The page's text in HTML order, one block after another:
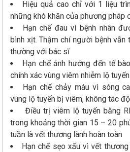
Hiệu quả cao chỉ với 1 liệu
những khó khăn của phương pháp
Hạn chế đau vì bệnh nhân
bình xịt. Thậm chí người bệnh vẫn
thường với bác sĩ
Hạn chế ảnh hưởng đến tế
chính xác vùng viêm nhiễm lộ tuyến
Hạn chế chảy máu vì sóng
vùng lộ tuyến bị viêm, không tác
Điều trị viêm lộ tuyến bằng
trong khoảng thời gian 15 – 20
tuần là vết thương lành hoàn toàn
Hạn chế sẹo xấu vì vết